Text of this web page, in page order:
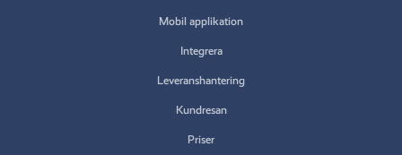
Mobil applikation
Integrera
Leveranshantering
Kundresan
Priser